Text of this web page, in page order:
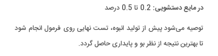
در مایع دستشویی:
توصیه می‌شود پیش از تولید انبوه، تست نهایی روی فرمول انجام شود
تا بهترین نتیجه از نظر بو و پایداری حاصل گردد.